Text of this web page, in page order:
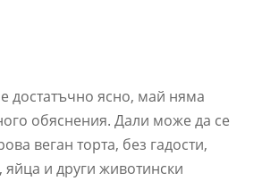
достатъчно ясно, май няма
обяснения. Дали може да се
веган торта, без гадости,
яйца и други животински